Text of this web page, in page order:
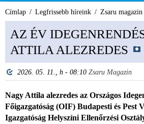
Címlap Legfrissebb híreink Zsaru magazin
AZ ÉV
ATTILA ALEZREDES
2026. 05. 11., h - 08:10 Zsaru Magazin
Nagy Attila alezredes az Országos
Főigazgatóság (OIF) Budapesti és Pest
Igazgatóság Helyszíni Ellenőrzési